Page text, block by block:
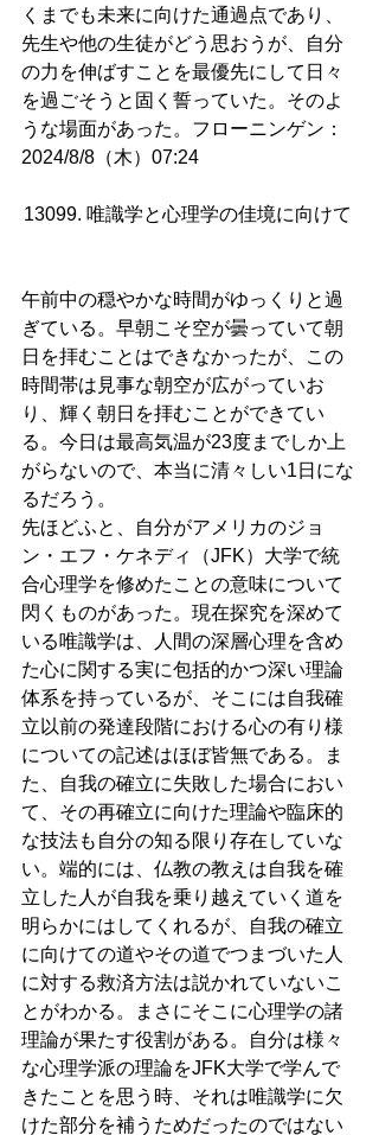
くまでも未来に向けた通過点であり、
先生や他の生徒がどう思おうが、自分
の力を伸ばすことを最優先にして日々
を過ごそうと固く誓っていた。そのよ
うな場面があった。フローニンゲン：
2024/8/8（木）07:24
13099. 唯識学と心理学の佳境に向けて
午前中の穏やかな時間がゆっくりと過
ぎている。早朝こそ空が曇っていて朝
日を拝むことはできなかったが、この
時間帯は見事な朝空が広がっていお
り、輝く朝日を拝むことができてい
る。今日は最高気温が23度までしか上
がらないので、本当に清々しい1日にな
るだろう。
先ほどふと、自分がアメリカのジョ
ン・エフ・ケネディ（JFK）大学で統
合心理学を修めたことの意味について
閃くものがあった。現在探究を深めて
いる唯識学は、人間の深層心理を含め
た心に関する実に包括的かつ深い理論
体系を持っているが、そこには自我確
立以前の発達段階における心の有り様
についての記述はほぼ皆無である。ま
た、自我の確立に失敗した場合におい
て、その再確立に向けた理論や臨床的
な技法も自分の知る限り存在していな
い。端的には、仏教の教えは自我を確
立した人が自我を乗り越えていく道を
明らかにはしてくれるが、自我の確立
に向けての道やその道でつまづいた人
に対する救済方法は説かれていないこ
とがわかる。まさにそこに心理学の諸
理論が果たす役割がある。自分は様々
な心理学派の理論をJFK大学で学んで
きたことを思う時、それは唯識学に欠
けた部分を補うためだったのではない